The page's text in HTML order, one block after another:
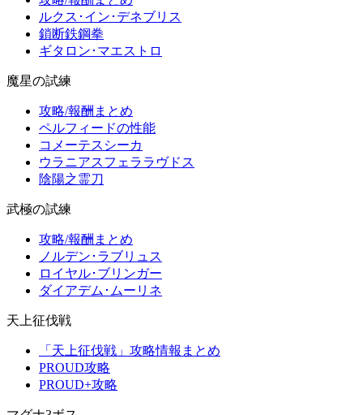
ルクス･イン･デネブリス
鎖断鉄鋼拳
ギタロン･マエストロ
魔星の試練
攻略/報酬まとめ
ペルフィードの性能
コメーテスシーカ
ウラニアスフェララヴドス
陰陽之霊刀
武極の試練
攻略/報酬まとめ
ノルデン･ラブリュス
ロイヤル･ブリンガー
ダイアデム･ムーリネ
天上征伐戦
「天上征伐戦」攻略情報まとめ
PROUD攻略
PROUD+攻略